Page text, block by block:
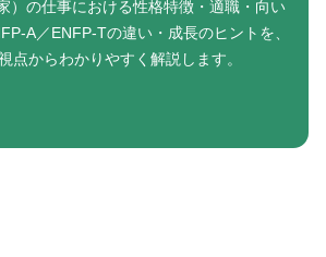
）の仕事における性格特徴・適職・向い
A／ENFP-Tの違い・成長のヒントを、
点からわかりやすく解説します。